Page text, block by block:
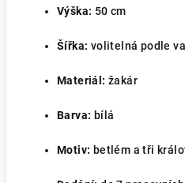
Výška: 50 cm
Šířka: volitelná podle
Materiál: žakár
Barva: bílá
Motiv: betlém a tři